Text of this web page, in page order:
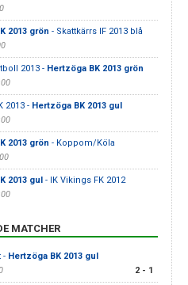
2013 grön - Skattkärrs IF 2013 blå
2013 - Hertzöga BK 2013 grön
2013 - Hertzöga BK 2013 gul
2013 grön - Koppom/Köla
2013 gul- IK Vikings FK 2012
MATCHER
- Hertzöga BK 2013 gul
2 - 1